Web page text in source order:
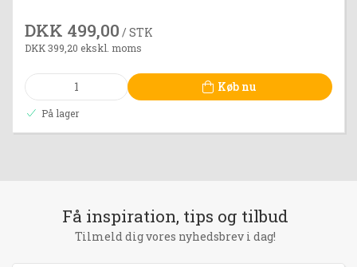
DKK 499,00 / STK
DKK 399,20 ekskl. moms
Køb nu
På lager
Få inspiration, tips og tilbud
Tilmeld dig vores nyhedsbrev i dag!